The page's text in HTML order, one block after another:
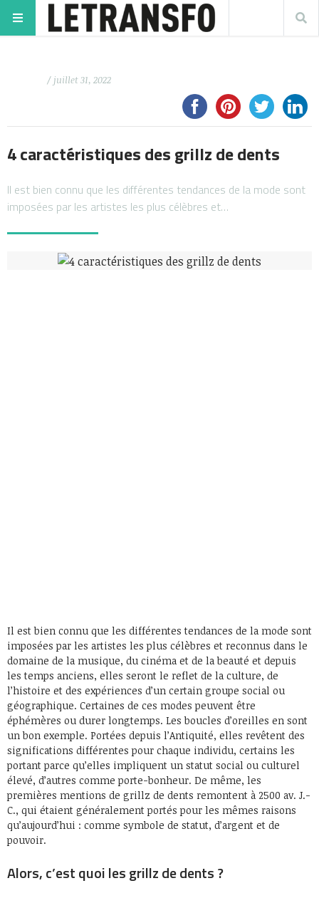
/ juillet 31, 2022
4 caractéristiques des grillz de dents
Il est bien connu que les différentes tendances de la mode sont
imposées par les artistes les plus célèbres et…
Il est bien connu que les différentes tendances de la mode sont
imposées par les artistes les plus célèbres et reconnus dans le
domaine de la musique, du cinéma et de la beauté et depuis
les temps anciens, elles seront le reflet de la culture, de
l’histoire et des expériences d’un certain groupe social ou
géographique. Certaines de ces modes peuvent être
éphémères ou durer longtemps. Les boucles d’oreilles en sont
un bon exemple. Portées depuis l’Antiquité, elles revêtent des
significations différentes pour chaque individu, certains les
portant parce qu’elles impliquent un statut social ou culturel
élevé, d’autres comme porte-bonheur. De même, les
premières mentions de grillz de dents remontent à 2500 av. J.-
C., qui étaient généralement portés pour les mêmes raisons
qu’aujourd’hui : comme symbole de statut, d’argent et de
pouvoir.
Alors, c’est quoi les grillz de dents ?